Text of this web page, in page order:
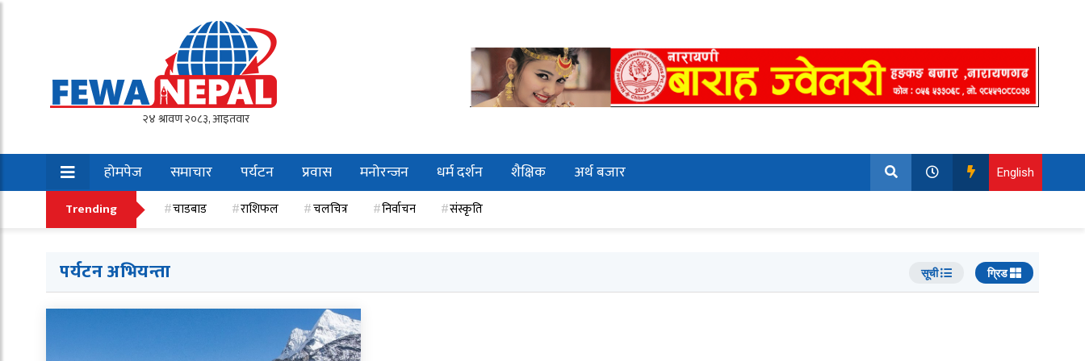
होमपेज समाचार पर्यटन प्रवास मनोरन्जन धर्म दर्शन शैक्षिक
अर्थ बजार
खेलकुद
English
Trending चाडबाड राशिफल चलचित्र निर्वाचन संस्कृति
पर्यटन अभियन्ता सूची ग्रिड